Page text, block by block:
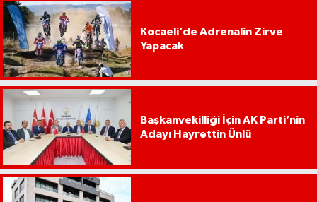
Kocaeli’de Adrenalin Zirve
Yapacak
Başkanvekilliği İçin AK Parti’nin
Adayı Hayrettin Ünlü